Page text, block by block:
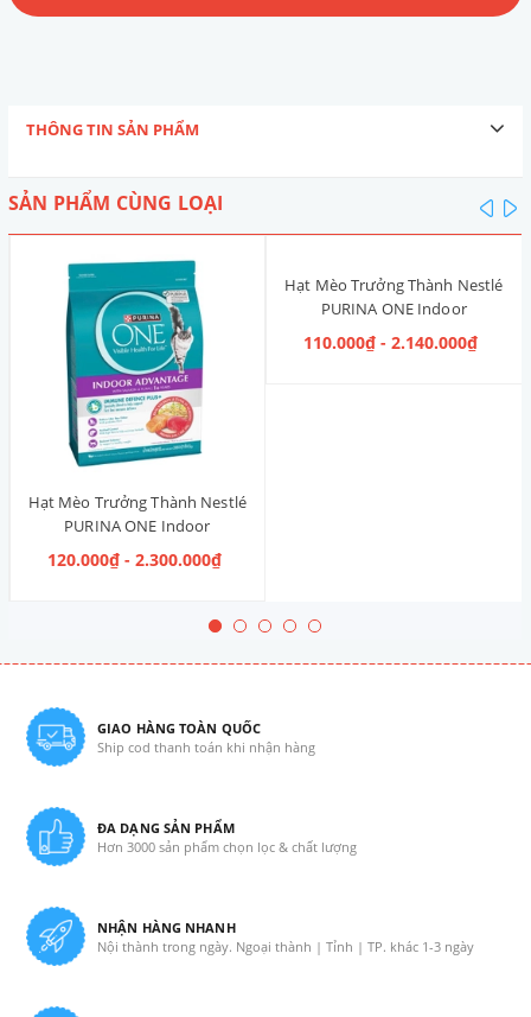
THÔNG TIN SẢN PHẨM
SẢN PHẨM CÙNG LOẠI
Hạt Mèo Trưởng Thành Nestlé
PURINA ONE Indoor
Advantage Salmon & Tuna [Vị
Cá Hồi & Cá Ngừ]
120.000₫ - 2.300.000₫
Hạt Mèo Trưởng Thành Nestlé
PURINA ONE Indoor
Advantage [Vị Gà]
110.000₫ - 2.140.000₫
GIAO HÀNG TOÀN QUỐC
Ship cod thanh toán khi nhận hàng
ĐA DẠNG SẢN PHẨM
Hơn 3000 sản phẩm chọn lọc & chất lượng
NHẬN HÀNG NHANH
Nội thành trong ngày. Ngoại thành | Tỉnh | TP. khác 1-3 ngày